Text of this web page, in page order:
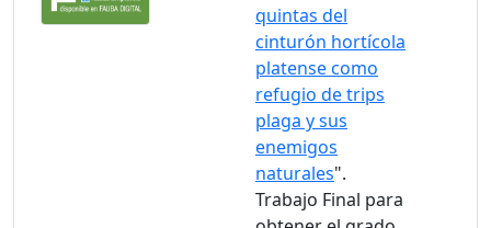
quintas del
cinturón hortícola
platense como
refugio de trips
plaga y sus
enemigos
naturales".
Trabajo Final para